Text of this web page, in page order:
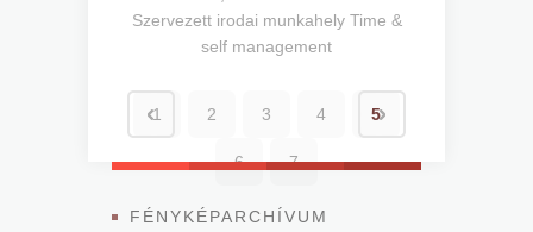
Szervezett irodai munkahely Time &
self management
1 2 3 4 5
6 7
FÉNYKÉPARCHÍVUM